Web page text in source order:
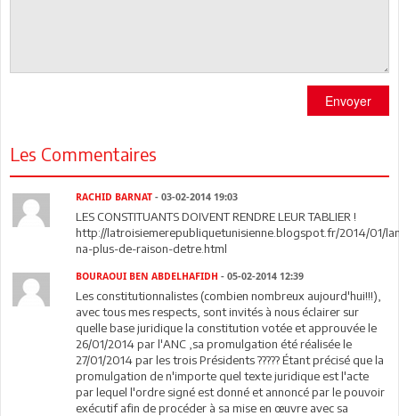
Envoyer
Les Commentaires
RACHID BARNAT - 03-02-2014 19:03
LES CONSTITUANTS DOIVENT RENDRE LEUR TABLIER !
http://latroisiemerepubliquetunisienne.blogspot.fr/2014/01/
na-plus-de-raison-detre.html
BOURAOUI BEN ABDELHAFIDH - 05-02-2014 12:39
Les constitutionnalistes (combien nombreux aujourd'hui!!!),
avec tous mes respects, sont invités à nous éclairer sur
quelle base juridique la constitution votée et approuvée le
26/01/2014 par l'ANC ,sa promulgation été réalisée le
27/01/2014 par les trois Présidents ????? Étant précisé que la
promulgation de n'importe quel texte juridique est l'acte
par lequel l'ordre signé est donné et annoncé par le pouvoir
exécutif afin de procéder à sa mise en œuvre avec sa